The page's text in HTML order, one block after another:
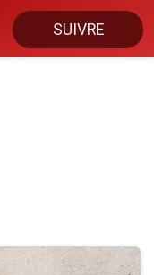
SUIVRE